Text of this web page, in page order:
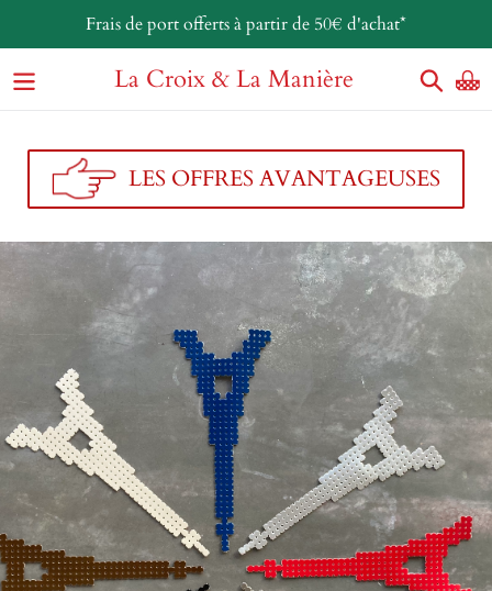
Frais de port offerts à partir de 50€ d'achat*
La Croix & La Manière
LES OFFRES AVANTAGEUSES